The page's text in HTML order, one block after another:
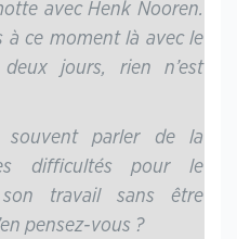
avec Henk Nooren.
à ce moment là avec le
jours, rien n’est
parler de la
difficultés pour le
travail sans être
pensez-vous ?